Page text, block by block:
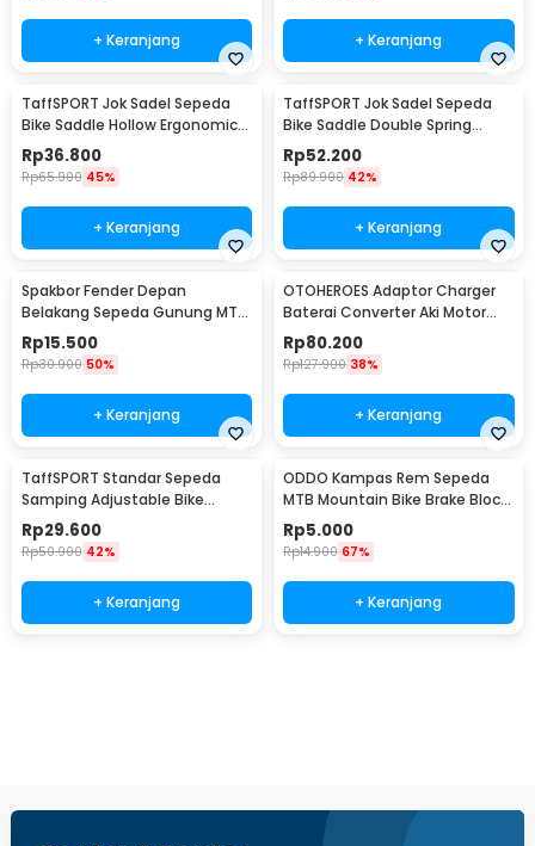
+ Keranjang + Keranjang
TaffSPORT Jok Sadel Sepeda
Bike Saddle Hollow Ergonomic
Breathable - YF-1034
Rp36.800
Rp65.900 45%
+ Keranjang
TaffSPORT Jok Sadel Sepeda
Bike Saddle Double Spring
Shock Absorber - ZF15
Rp52.200
Rp89.900 42%
+ Keranjang
Spakbor Fender Depan
Belakang Sepeda Gunung MTB
- HF0034300
Rp15.500
Rp30.900 50%
+ Keranjang
OTOHEROES Adaptor Charger
Baterai Converter Aki Motor
Skuter 48V 20Ah - YF2021-12
Rp80.200
Rp127.900 38%
+ Keranjang
TaffSPORT Standar Sepeda
Samping Adjustable Bike
Kickstand 34-39cm - Z50
Rp29.600
Rp50.900 42%
+ Keranjang
ODDO Kampas Rem Sepeda
MTB Mountain Bike Brake Block
70mm 2 PCS - B39
Rp5.000
Rp14.900 67%
+ Keranjang